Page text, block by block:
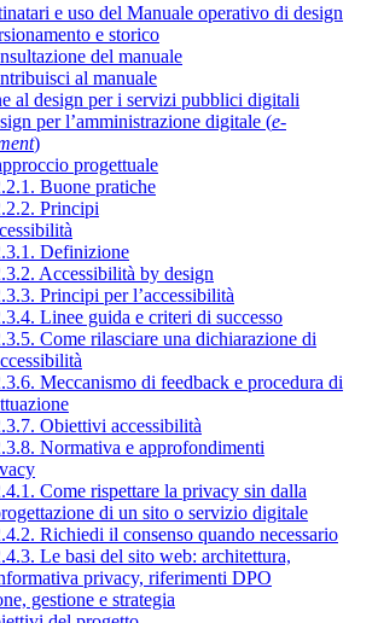
e uso del Manuale operativo di design
e storico
del manuale
al manuale
al design per i servizi pubblici digitali
per l’amministrazione digitale (e-
)
progettuale
Buone pratiche
Principi
Definizione
Accessibilità by design
Principi per l’accessibilità
Linee guida e criteri di successo
Come rilasciare una dichiarazione di
Meccanismo di feedback e procedura di
Obiettivi accessibilità
Normativa e approfondimenti
Come rispettare la privacy sin dalla
di un sito o servizio digitale
Richiedi il consenso quando necessario
Le basi del sito web: architettura,
privacy, riferimenti DPO
gestione e strategia